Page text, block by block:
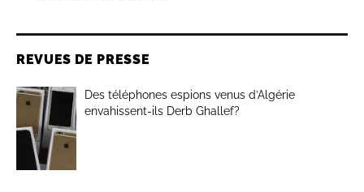
REVUES DE PRESSE
Des téléphones espions venus d’Algérie
envahissent-ils Derb Ghallef?